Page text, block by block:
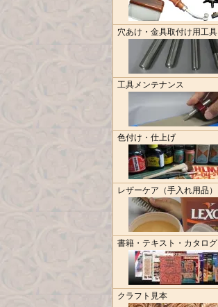
穴あけ・金具取付け用工具
工具メンテナンス
色付け・仕上げ
レザーケア（手入れ用品）
書籍・テキスト・カタログ
クラフト見本